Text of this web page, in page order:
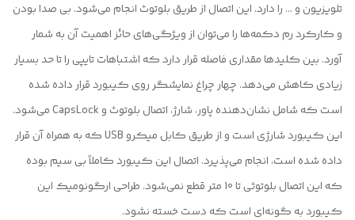
تلویزیون و ... را دارد. این اتصال از طریق بلوتوث انجام می‌شود. بی صدا بودن
و کارکرد رم دکمه‌ها را می‌توان از ویژگی‌های حائز اهمیت آن به شمار
آورد. بین کلیدها مقداری فاصله قرار دارد که اشتباهات تایپی را تا حد بسیار
زیادی کاهش می‌دهد. چهار چراغ نمایشگر روی کیبورد قرار داده شده
است که شامل نشان‌دهنده پاور، شارژ، اتصال بلوتوث و CapsLock می‌شود.
این کیبورد شارژی است و از طریق کابل میکرو USB که به همراه آن قرار
داده شده است، انجام می‌پذیرد. اتصال این کیبورد کاملاً بی سیم بوده
که این اتصال بلوتوثی تا 10 متر قطع نمی‌شود. طراحی ارگونومیک این
کیبورد به گونه‌ای است که دست خسته نشود.